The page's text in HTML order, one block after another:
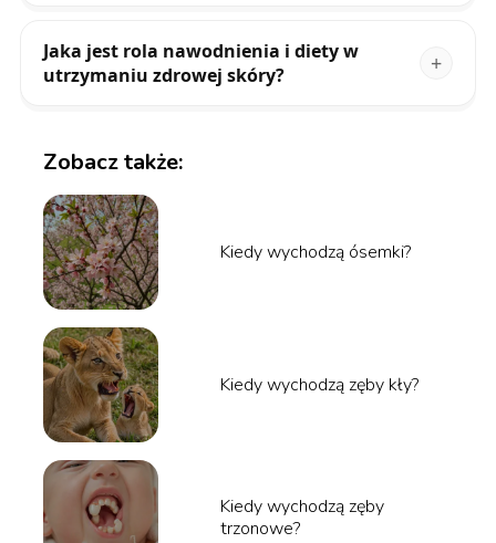
Jaka jest rola nawodnienia i diety w
utrzymaniu zdrowej skóry?
Zobacz także:
Kiedy wychodzą ósemki?
Kiedy wychodzą zęby kły?
Kiedy wychodzą zęby
trzonowe?